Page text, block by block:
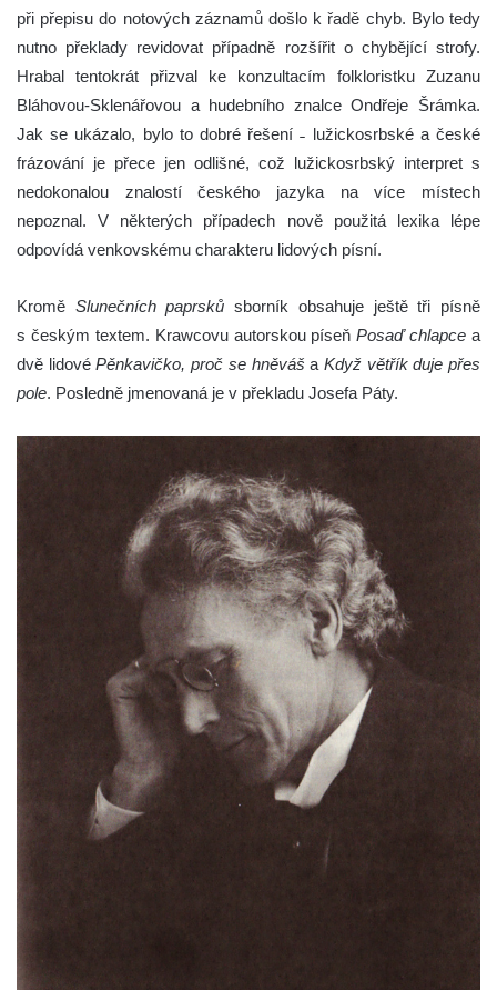
při přepisu do notových záznamů došlo k řadě chyb. Bylo tedy
nutno překlady revidovat případně rozšířit o chybějící strofy.
Hrabal tentokrát přizval ke konzultacím folkloristku Zuzanu
Bláhovou-Sklenářovou a hudebního znalce Ondřeje Šrámka.
Jak se ukázalo, bylo to dobré řešení ˗ lužickosrbské a české
frázování je přece jen odlišné, což lužickosrbský interpret s
nedokonalou znalostí českého jazyka na více místech
nepoznal. V některých případech nově použitá lexika lépe
odpovídá venkovskému charakteru lidových písní.
Kromě Slunečních paprsků sborník obsahuje ještě tři písně
s českým textem. Krawcovu autorskou píseňPosaď chlapce a
dvě lidovéPěnkavičko, proč se hněváš a Když větřík duje přes
pole. Posledně jmenovaná je v překladu Josefa Páty.